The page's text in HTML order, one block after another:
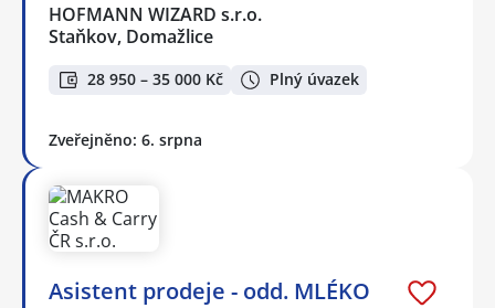
HOFMANN WIZARD s.r.o.
Staňkov, Domažlice
28 950 – 35 000 Kč Plný úvazek
Zveřejněno: 6. srpna
Asistent prodeje - odd. MLÉKO